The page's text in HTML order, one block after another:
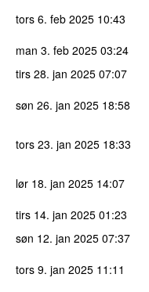
tors 6. feb 2025 10:43
man 3. feb 2025 03:24
tirs 28. jan 2025 07:07
søn 26. jan 2025 18:58
tors 23. jan 2025 18:33
lør 18. jan 2025 14:07
tirs 14. jan 2025 01:23
søn 12. jan 2025 07:37
tors 9. jan 2025 11:11